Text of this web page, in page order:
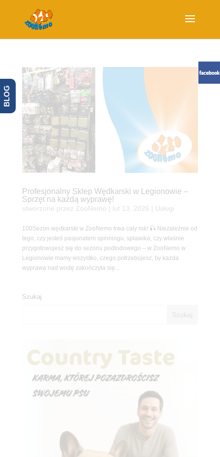
Profesjonalny Sklep Wędkarski w Legionowie –
Sprzęt na każdą wyprawę!
utworzone przez ZooNemo lut 13, 2026 Usługi
100Sezon wędkarski w ZooNemo trwa cały rok! 🎣 Niezależnie od
tego, czy jesteś pasjonatem spinningu, spławika, czy właśnie
przygotowujesz się do sezonu podlodowego – w ZooNemo w
Legionowie mamy wszystko, czego potrzebujesz, by każda
wyprawa nad wodę zakończyła się...
Szukaj
BLOG